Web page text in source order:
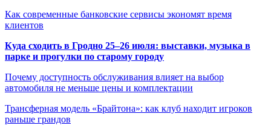
Как современные банковские сервисы экономят время
клиентов
Куда сходить в Гродно 25–26 июля: выставки, музыка в
парке и прогулки по старому городу
Почему доступность обслуживания влияет на выбор
автомобиля не меньше цены и комплектации
Трансферная модель «Брайтона»: как клуб находит игроков
раньше грандов